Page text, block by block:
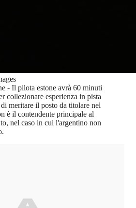
- Il pilota estone avrà 60 minuti
collezionare esperienza in pista
meritare il posto da titolare nel
è il contendente principale al
nel caso in cui l'argentino non